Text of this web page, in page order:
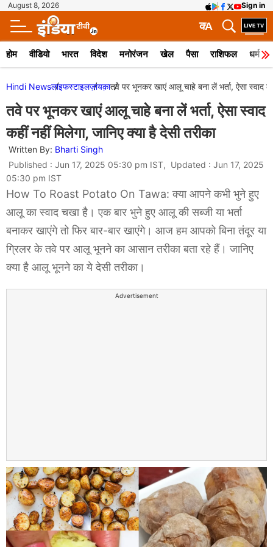
August 8, 2026 Sign in
A
क
होम वीडियो भारत विदेश मनोरंजन खेल पैसा राशिफल धर्म
Hindi Newsलाइफस्टाइलज़ायक़ातवे पर भूनकर खाएं आलू चाहे बना लें भर्ता, ऐसा स्वाद
तवे पर भूनकर खाएं आलू चाहे बना लें भर्ता, ऐसा स्वाद
कहीं नहीं मिलेगा, जानिए क्या है देसी तरीका
Written By: Bharti Singh
Published : Jun 17, 2025 05:30 pm IST, Updated : Jun 17, 2025
05:30 pm IST
How To Roast Potato On Tawa: क्या आपने कभी भुने हुए
आलू का स्वाद चखा है। एक बार भुने हुए आलू की सब्जी या भर्ता
बनाकर खाएंगे तो फिर बार-बार खाएंगे। आज हम आपको बिना तंदूर या
ग्रिलर के तवे पर आलू भूनने का आसान तरीका बता रहे हैं। जानिए
क्या है आलू भूनने का ये देसी तरीका।
Advertisement